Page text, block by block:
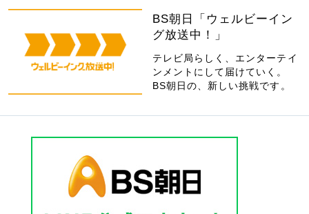
BS朝日「ウェルビーイン
グ放送中！」
テレビ局らしく、エンターテイ
ンメントにして届けていく。
BS朝日の、新しい挑戦です。